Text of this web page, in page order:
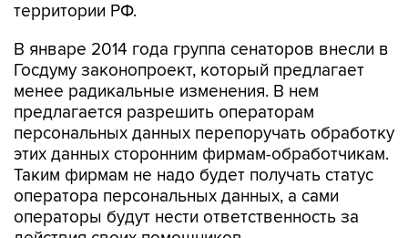
В январе 2014 года группа сенаторов внесли в
менее радикальные изменения. В нем
предлагается разрешить операторам
персональных данных перепоручать обработку
этих данных сторонним фирмам-обработчикам.
Таким фирмам не надо будет получать статус
оператора персональных данных, а сами
операторы будут нести ответственность за
действия своих помощников.